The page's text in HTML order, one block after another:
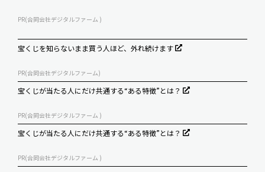
PR(合同会社デジタルファーム )
宝くじを知らないまま買う人ほど、外れ続けます
PR(合同会社デジタルファーム)
宝くじが当たる人にだけ共通する“ある特徴”とは？
PR(合同会社デジタルファーム )
宝くじが当たる人にだけ共通する“ある特徴”とは？
PR(合同会社デジタルファーム )